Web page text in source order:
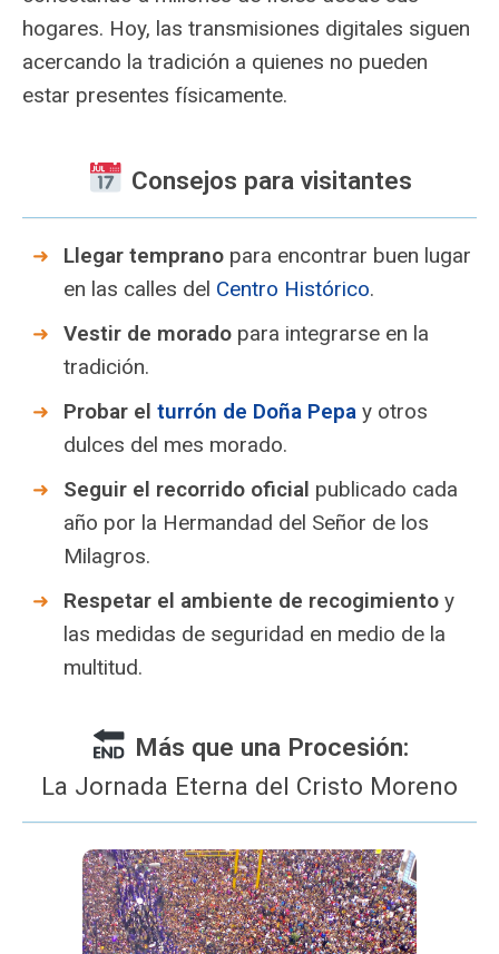
hogares. Hoy, las transmisiones digitales siguen
acercando la tradición a quienes no pueden
estar presentes físicamente.
Consejos para visitantes
Llegar temprano para encontrar buen lugar
en las calles del Centro Histórico.
Vestir de morado para integrarse en la
tradición.
Probar el turrón de Doña Pepa y otros
dulces del mes morado.
Seguir el recorrido oficial publicado cada
año por la Hermandad del Señor de los
Milagros.
Respetar el ambiente de recogimiento y
las medidas de seguridad en medio de la
multitud.
Más que una Procesión:
La Jornada Eterna del Cristo Moreno